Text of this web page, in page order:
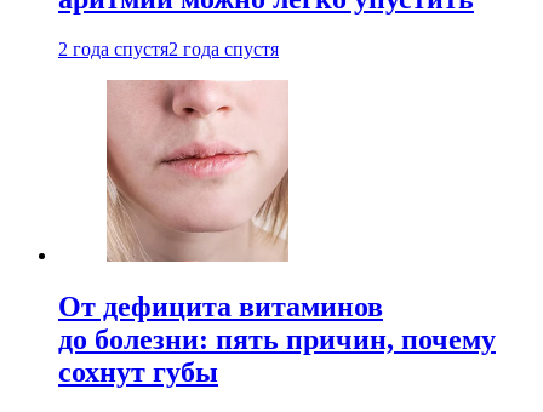
2 года спустя2 года спустя
От дефицита витаминов
до болезни: пять причин, почему
сохнут губы